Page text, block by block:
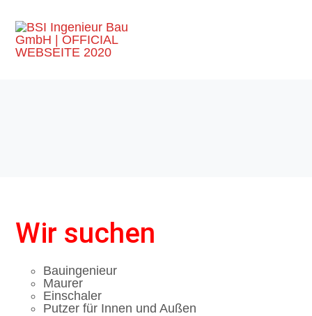
Wir suchen
Bauingenieur
Maurer
Einschaler
Putzer für Innen und Außen